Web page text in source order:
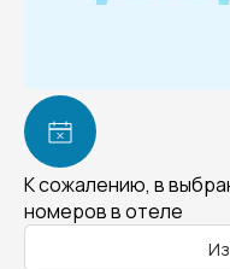
К сожалению, в
номеров в отеле